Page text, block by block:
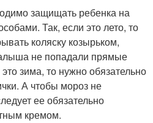
защищать ребенка на
Так, если это лето, то
коляску козырьком,
не попадали прямые
зима, то нужно обязательно
А чтобы мороз не
ее обязательно
кремом.